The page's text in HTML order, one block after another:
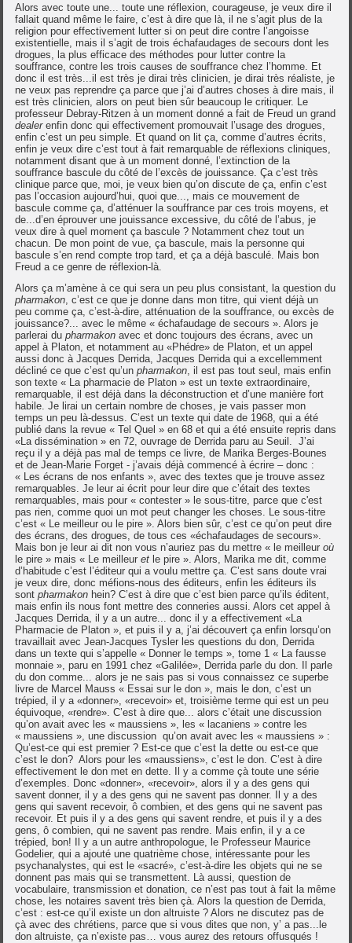
Alors avec toute une... toute une réflexion, courageuse, je veux dire il
fallait quand même le faire, c’est à dire que là, il ne s’agit plus de la
religion pour effectivement lutter si on peut dire contre l’angoisse
existentielle, mais il s’agit de trois échafaudages de secours dont les
drogues, la plus efficace des méthodes pour lutter contre la
souffrance, contre les trois causes de souffrance chez l’homme. Et
donc il est très...il est très je dirai très clinicien, je dirai très réaliste, je
ne veux pas reprendre ça parce que j’ai d’autres choses à dire mais, il
est très clinicien, alors on peut bien sûr beaucoup le critiquer. Le
professeur Debray-Ritzen à un moment donné a fait de Freud un grand
dealerenfin donc qui effectivement promouvait l’usage des drogues,
enfin c’est un peu simple. Et quand on lit ça, comme d’autres écrits,
enfin je veux dire c’est tout à fait remarquable de réflexions cliniques,
notamment disant que à un moment donné, l’extinction de la
souffrance bascule du côté de l’excès de jouissance. Ça c’est très
clinique parce que, moi, je veux bien qu’on discute de ça, enfin c’est
pas l’occasion aujourd’hui, quoi que..., mais ce mouvement de
bascule comme ça, d’atténuer la souffrance par ces trois moyens, et
de...d’en éprouver une jouissance excessive, du côté de l’abus, je
veux dire à quel moment ça bascule ? Notamment chez tout un
chacun. De mon point de vue, ça bascule, mais la personne qui
bascule s’en rend compte trop tard, et ça a déjà basculé. Mais bon
Freud a ce genre de réflexion-là.
Alors ça m’amène à ce qui sera un peu plus consistant, la question du
pharmakon , c’est ce que je donne dans mon titre, qui vient déjà un
peu comme ça, c’est-à-dire, atténuation de la souffrance, ou excès de
jouissance?... avec le même « échafaudage de secours ». Alors je
parlerai dupharmakon avec et donc toujours des écrans, avec un
appel à Platon, et notamment au «Phédre» de Platon, et un appel
aussi donc à Jacques Derrida, Jacques Derrida qui a excellemment
décliné ce que c’est qu’unpharmakon , il est pas tout seul, mais enfin
son texte « La pharmacie de Platon » est un texte extraordinaire,
remarquable, il est déjà dans la déconstruction et d’une manière fort
habile. Je lirai un certain nombre de choses, je vais passer mon
temps un peu là-dessus. C’est un texte qui date de 1968, qui a été
publié dans la revue « Tel Quel » en 68 et qui a été ensuite repris dans
«La dissémination » en 72, ouvrage de Derrida paru au Seuil. J’ai
reçu il y a déjà pas mal de temps ce livre, de Marika Berges-Bounes
et de Jean-Marie Forget - j’avais déjà commencé à écrire – donc :
« Les écrans de nos enfants », avec des textes que je trouve assez
remarquables. Je leur ai écrit pour leur dire que c’était des textes
remarquables, mais pour « contester » le sous-titre, parce que c'est
pas rien, comme quoi un mot peut changer les choses. Le sous-titre
c’est « Le meilleur ou le pire ». Alors bien sûr, c’est ce qu’on peut dire
des écrans, des drogues, de tous ces «échafaudages de secours».
Mais bon je leur ai dit non vous n’auriez pas du mettre « le meilleuroù
le pire » mais « Le meilleuret le pire ». Alors, Marika me dit, comme
d’habitude c’est l’éditeur qui a voulu mettre ça. C’est sans doute vrai
je veux dire, donc méfions-nous des éditeurs, enfin les éditeurs ils
sontpharmakon hein? C’est à dire que c’est bien parce qu’ils éditent,
mais enfin ils nous font mettre des conneries aussi. Alors cet appel à
Jacques Derrida, il y a un autre... donc il y a effectivement «La
Pharmacie de Platon », et puis il y a, j’ai découvert ça enfin lorsqu’on
travaillait avec Jean-Jacques Tysler les questions du don, Derrida
dans un texte qui s’appelle « Donner le temps », tome 1 « La fausse
monnaie », paru en 1991 chez «Galilée», Derrida parle du don. Il parle
du don comme... alors je ne sais pas si vous connaissez ce superbe
livre de Marcel Mauss « Essai sur le don », mais le don, c’est un
trépied, il y a «donner», «recevoir» et, troisième terme qui est un peu
équivoque, «rendre». C’est à dire que... alors c’était une discussion
qu’on avait avec les « maussiens », les « lacaniens » contre les
« maussiens », une discussion qu’on avait avec les « maussiens » :
Qu’est-ce qui est premier ? Est-ce que c’est la dette ou est-ce que
c’est le don? Alors pour les «maussiens», c’est le don. C’est à dire
effectivement le don met en dette. Il y a comme çà toute une série
d’exemples. Donc «donner», «recevoir», alors il y a des gens qui
savent donner, il y a des gens qui ne savent pas donner. Il y a des
gens qui savent recevoir, ô combien, et des gens qui ne savent pas
recevoir. Et puis il y a des gens qui savent rendre, et puis il y a des
gens, ô combien, qui ne savent pas rendre. Mais enfin, il y a ce
trépied, bon! Il y a un autre anthropologue, le Professeur Maurice
Godelier, qui a ajouté une quatrième chose, intéressante pour les
psychanalystes, qui est le «sacré», c’est-à-dire les objets qui ne se
donnent pas mais qui se transmettent. Là aussi, question de
vocabulaire, transmission et donation, ce n’est pas tout à fait la même
chose, les notaires savent très bien çà. Alors la question de Derrida,
c’est : est-ce qu’il existe un don altruiste ? Alors ne discutez pas de
çà avec des chrétiens, parce que si vous dites que non, y’ a pas...le
don altruiste, ça n’existe pas… vous aurez des retours offusqués !